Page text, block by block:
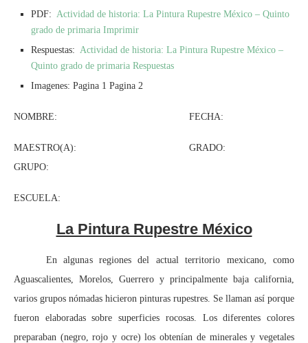
PDF: Actividad de historia: La Pintura Rupestre México – Quinto
grado de primaria Imprimir
Respuestas: Actividad de historia: La Pintura Rupestre México –
Quinto grado de primaria Respuestas
Imagenes: Pagina 1 Pagina 2
NOMBRE: FECHA:
MAESTRO(A): GRADO:
GRUPO:
ESCUELA:
La Pintura Rupestre México
En algunas regiones del actual territorio mexicano, como
Aguascalientes, Morelos, Guerrero y principalmente baja california,
varios grupos nómadas hicieron pinturas rupestres. Se llaman así porque
fueron elaboradas sobre superficies rocosas. Los diferentes colores
preparaban (negro, rojo y ocre) los obtenían de minerales y vegetales